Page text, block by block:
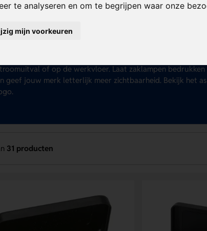
te analyseren en om te begrijpen waar onze
mijn voorkeuren
bedrukken
je jouw merk laten opvallen, ook als het donker is?
of op de werkvloer. Laat zaklampen
geef jouw merk letterlijk meer zichtbaarheid. Bekijk het
31 producten